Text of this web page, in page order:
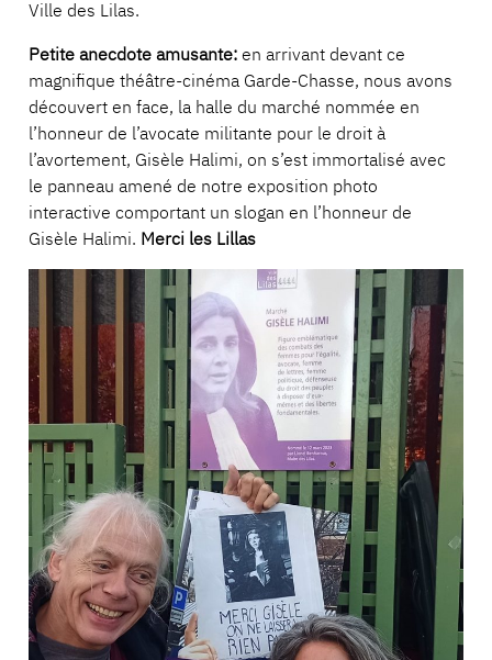
Ville des Lilas.
Petite anecdote amusante:en arrivant devant ce
magnifique théâtre-cinéma Garde-Chasse, nous avons
découvert en face, la halle du marché nommée en
l’honneur de l’avocate militante pour le droit à
l’avortement, Gisèle Halimi, on s’est immortalisé avec
le panneau amené de notre exposition photo
interactive comportant un slogan en l’honneur de
Gisèle Halimi. Merci les Lillas